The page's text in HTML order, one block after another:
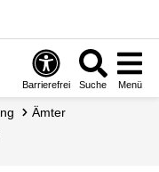
Barrierefrei Suche Menü
Ämter